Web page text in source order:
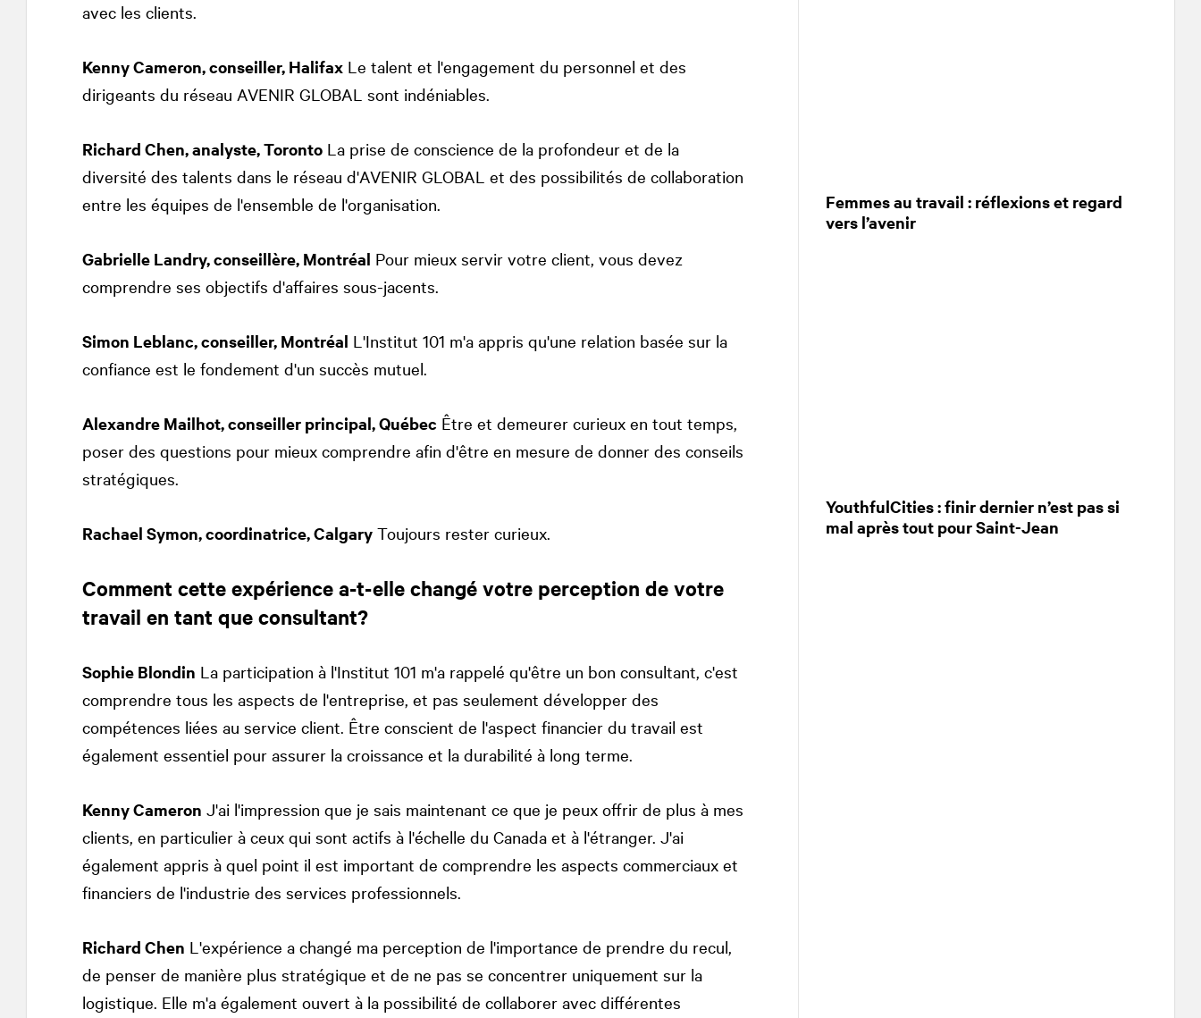
avec les clients.
Kenny Cameron, conseiller, HalifaxLe talent et l'engagement du personnel et des
dirigeants du réseau AVENIR GLOBAL sont indéniables.
Richard Chen, analyste, TorontoLa prise de conscience de la profondeur et de la
diversité des talents dans le réseau d'AVENIR GLOBAL et des possibilités de collaboration
entre les équipes de l'ensemble de l'organisation.
Gabrielle Landry, conseillère, Montréal Pour mieux servir votre client, vous devez
comprendre ses objectifs d'affaires sous-jacents.
Simon Leblanc, conseiller, Montréal L'Institut 101 m'a appris qu'une relation basée sur la
confiance est le fondement d'un succès mutuel.
Alexandre Mailhot, conseiller principal, Québec Être et demeurer curieux en tout temps,
poser des questions pour mieux comprendre afin d'être en mesure de donner des conseils
stratégiques.
Rachael Symon, coordinatrice, CalgaryToujours rester curieux.
Comment cette expérience a-t-elle changé votre perception de votre
travail en tant que consultant?
Sophie Blondin La participation à l'Institut 101 m'a rappelé qu'être un bon consultant, c'est
comprendre tous les aspects de l'entreprise, et pas seulement développer des
compétences liées au service client. Être conscient de l'aspect financier du travail est
également essentiel pour assurer la croissance et la durabilité à long terme.
Kenny Cameron J'ai l'impression que je sais maintenant ce que je peux offrir de plus à mes
clients, en particulier à ceux qui sont actifs à l'échelle du Canada et à l'étranger. J'ai
également appris à quel point il est important de comprendre les aspects commerciaux et
financiers de l'industrie des services professionnels.
Richard Chen L'expérience a changé ma perception de l'importance de prendre du recul,
de penser de manière plus stratégique et de ne pas se concentrer uniquement sur la
logistique. Elle m'a également ouvert à la possibilité de collaborer avec différentes
Femmes au travail : réflexions et regard
vers l’avenir
YouthfulCities : finir dernier n’est pas si
mal après tout pour Saint-Jean